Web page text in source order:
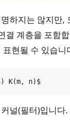
하지는 않지
결 계층을 포함
현될 수 있습니
K(m, n)$
널(필터)입니